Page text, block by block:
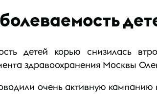
детей корью снизилась
здравоохранения Москвы
очень активную кампанию